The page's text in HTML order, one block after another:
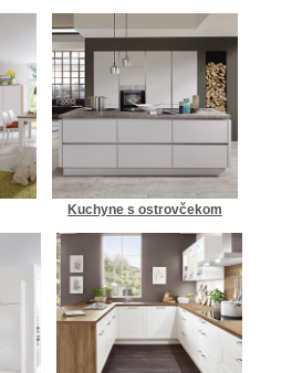
Kuchyne s ostrovčekom